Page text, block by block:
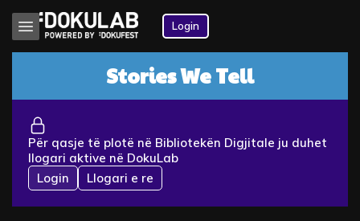
Login
Stories We Tell
Për qasje të plotë në Bibliotekën Digjitale ju duhet
llogari aktive në DokuLab
Login
Llogari e re